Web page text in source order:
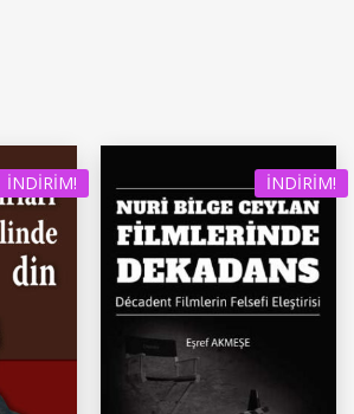
İNDIRIM! İNDIRIM!